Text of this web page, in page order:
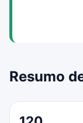
Resumo